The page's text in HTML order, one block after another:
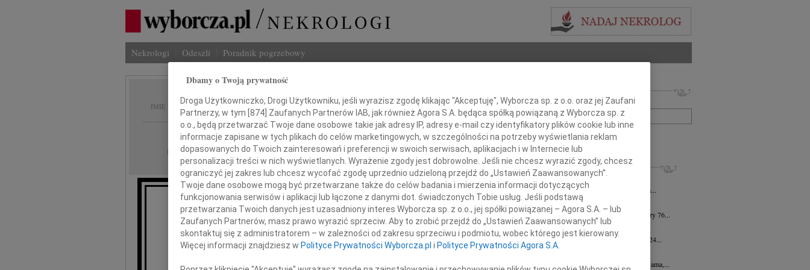
Nekrologi Odeszli Poradnik pogrzebowy
IMIĘ I NAZWISKO: Maria Saramonowicz
REGION: Rzeszów
DATA EMISJI: 14.02.2013
7 lutego 2013 roku po długiej chorobie
zmarła w wieku 83 lat
Imię i nazwisko lub numer ogłoszenia:
+ szukanie zaawansowane
INNE NEKROLOGI
Jan Staszewski 26.06.2026 Rzeszów
Bez Ciebie nie byłoby Mnie, taką jaką jestem...
Grażyna Bartczak 13.03.2026
W dniu 5 marca 2026 roku zmarła przeżywszy 76...
Jerzy Wojtowicz
14.03.2024
Z żalem zawiadamiamy, że dnia 13 marca 2024...
Krystyna Jasińska
26 lipca 2023 roku zmarła Kochana Żona, Mama,...
Dbamy o Twoją prywatność
Droga Użytkowniczko, Drogi Użytkowniku, jeśli wyrazisz zgodę klikając "Akceptuję", Wyborcza sp. z o.o. oraz jej Zaufani
Partnerzy, w tym [874] Zaufanych Partnerów IAB, jak również Agora S.A. będąca spółką powiązaną z Wyborcza sp. z
o.o., będą przetwarzać Twoje dane osobowe takie jak adresy IP, adresy e-mail czy identyfikatory plików cookie lub inne
informacje zapisane w tych plikach do celów marketingowych, w szczególności na potrzeby wyświetlania reklam
dopasowanych do Twoich zainteresowań i preferencji w swoich serwisach, aplikacjach i w Internecie lub
personalizacji treści w nich wyświetlanych. Wyrażenie zgody jest dobrowolne. Jeśli nie chcesz wyrazić zgody, chcesz
ograniczyć jej zakres lub chcesz wycofać zgodę uprzednio udzieloną przejdź do „Ustawień Zaawansowanych”.
Twoje dane osobowe mogą być przetwarzane także do celów badania i mierzenia informacji dotyczących
funkcjonowania serwisów i aplikacji lub łączone z danymi dot. świadczonych Tobie usług. Jeśli podstawą
przetwarzania Twoich danych jest uzasadniony interes Wyborcza sp. z o.o., jej spółki powiązanej – Agora S.A. – lub
Zaufanych Partnerów, masz prawo wyrazić sprzeciw. Aby to zrobić przejdź do „Ustawień Zaawansowanych” lub
skontaktuj się z administratorem – w zależności od zakresu sprzeciwu i podmiotu, wobec którego jest kierowany.
Więcej informacji znajdziesz w Polityce Prywatności Wyborcza.pl i Polityce Prywatności Agora S.A.